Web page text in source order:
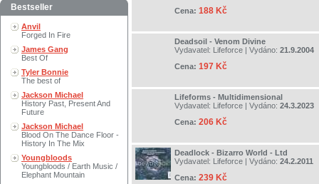
Bestseller
Anvil
Forged In Fire
James Gang
Best Of
Tyler Bonnie
The best of
Jackson Michael
History Past, Present And
Future
Jackson Michael
Blood On The Dance Floor -
History In The Mix
Youngbloods
Youngbloods / Earth Music /
Elephant Mountain
Cena: 188 Kč
Deadsoil - Venom Divine
Vydavatel: Lifeforce | Vydáno: 21.9.2004
Cena: 197 Kč
Lifeforms - Multidimensional
Vydavatel: Lifeforce | Vydáno: 24.3.2023
Cena: 206 Kč
Deadlock - Bizarro World - Ltd
Vydavatel: Lifeforce | Vydáno: 24.2.2011
Cena: 239 Kč